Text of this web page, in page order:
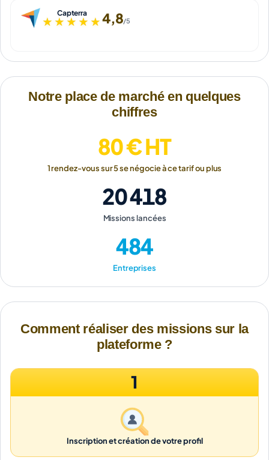
Capterra
★★★★★
★★★★★4,8/5
Notre place de marché en quelques
chiffres
80 € HT
1 rendez-vous sur 5 se négocie à ce tarif ou plus
20 418
Missions lancées
484
Entreprises
Comment réaliser des missions sur la
plateforme ?
1
Inscription et création de votre profil